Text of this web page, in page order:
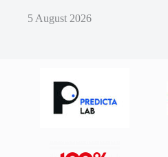
5 August 2026